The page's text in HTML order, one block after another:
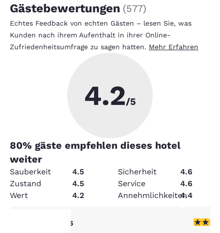
Gästebewertungen (577)
Echtes Feedback von echten Gästen – lesen Sie, was
Kunden nach ihrem Aufenthalt in ihrer Online-
Zufriedenheitsumfrage zu sagen hatten. Mehr Erfahren
4.2/5
80% gäste empfehlen dieses hotel
weiter
Sauberkeit 4.5 Sicherheit
4.6
Zustand
4.5 Service
4.6
Wert
4.2 Annehmlichkeiten4.4
4-Sterne-Bewertung. Sehr gut. 1 Bewertung
4/5 5-